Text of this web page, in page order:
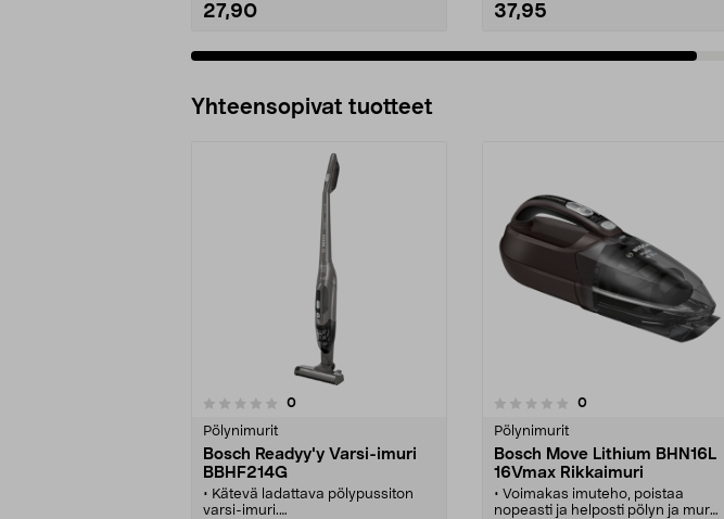
27,90 37,95
Yhteensopivat tuotteet
0arvostelut
Pölynimurit
Bosch Readyy'y Varsi-imuri
BBHF214G
• Kätevä ladattava pölypussiton
varsi-imuri.
0.0 viidestä
0arvostelut
Pölynimurit
Bosch Move Lithium BHN16L
16Vmax Rikkaimuri
• Voimakas imuteho, poistaa
nopeasti ja helposti pölyn ja murut.